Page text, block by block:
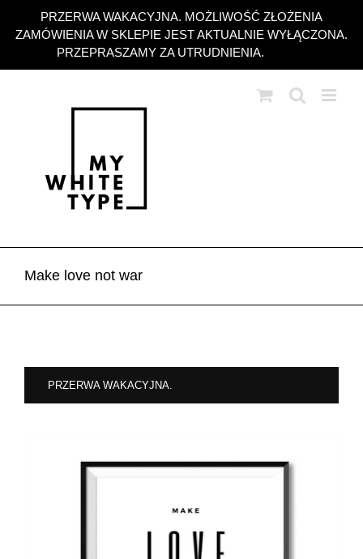
PRZERWA WAKACYJNA. MOŻLIWOŚĆ ZŁOŻENIA
ZAMÓWIENIA W SKLEPIE JEST AKTUALNIE WYŁĄCZONA.
PRZEPRASZAMY ZA UTRUDNIENIA.
zawartości
Make love not war
PRZERWA WAKACYJNA.